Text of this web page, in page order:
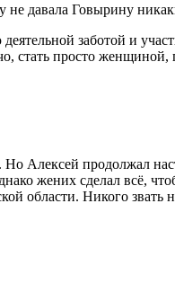
не давала Говырину
заботой и
стать просто женщиной,
Алексей продолжал
жених сделал всё,
области. Никого звать